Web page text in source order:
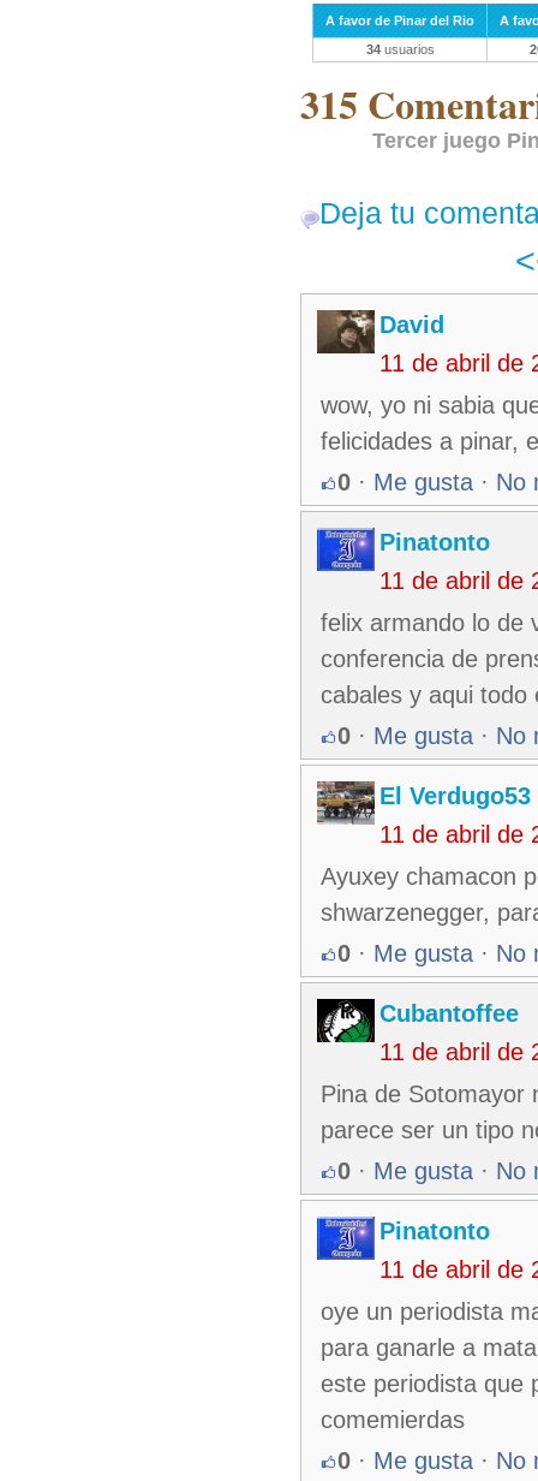
A favor de Pinar del Rio
A
34usuarios
315
Tercer juego
Deja tu
David
11 de abril de
wow, yo ni sabia
felicidades a pinar,
0 · Me gusta · No
Pinatonto
11 de abril de
felix armando lo de
conferencia de
cabales y aqui
0 · Me gusta · No
El Verdugo53
11 de abril de
Ayuxey chamacon
shwarzenegger,
0 · Me gusta · No
Cubantoffee
11 de abril de
Pina de Sotomayor
parece ser un tipo
0 · Me gusta · No
Pinatonto
11 de abril de
oye un periodista
para ganarle a
este periodista que
comemierdas
0 · Me gusta · No